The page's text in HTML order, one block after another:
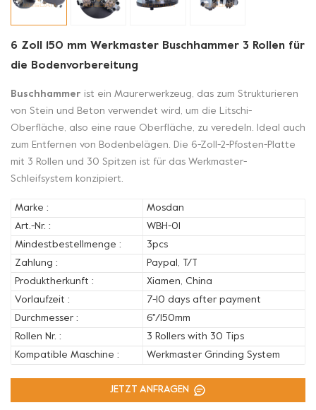
6 Zoll 150 mm Werkmaster Buschhammer 3 Rollen für
die Bodenvorbereitung
Buschhammer ist ein Maurerwerkzeug, das zum Strukturieren
von Stein und Beton verwendet wird, um die Litschi-
Oberfläche, also eine raue Oberfläche, zu veredeln. Ideal auch
zum Entfernen von Bodenbelägen. Die 6-Zoll-2-Pfosten-Platte
mit 3 Rollen und 30 Spitzen ist für das Werkmaster-
Schleifsystem konzipiert.
Marke :
Mosdan
Art.-Nr. :
WBH-01
Mindestbestellmenge :
3pcs
Zahlung :
Paypal, T/T
Produktherkunft :
Xiamen, China
Vorlaufzeit :
7-10 days after payment
Durchmesser :
6''/150mm
Rollen Nr. :
3 Rollers with 30 Tips
Kompatible Maschine :
Werkmaster Grinding System
JETZT ANFRAGEN